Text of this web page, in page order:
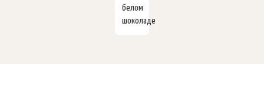
белом
шоколаде